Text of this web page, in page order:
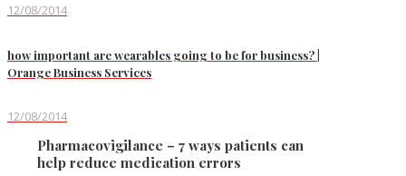
12/08/2014
how important are wearables going to be for business? |
Orange Business Services
12/08/2014
Pharmacovigilance – 7 ways patients can
help reduce medication errors